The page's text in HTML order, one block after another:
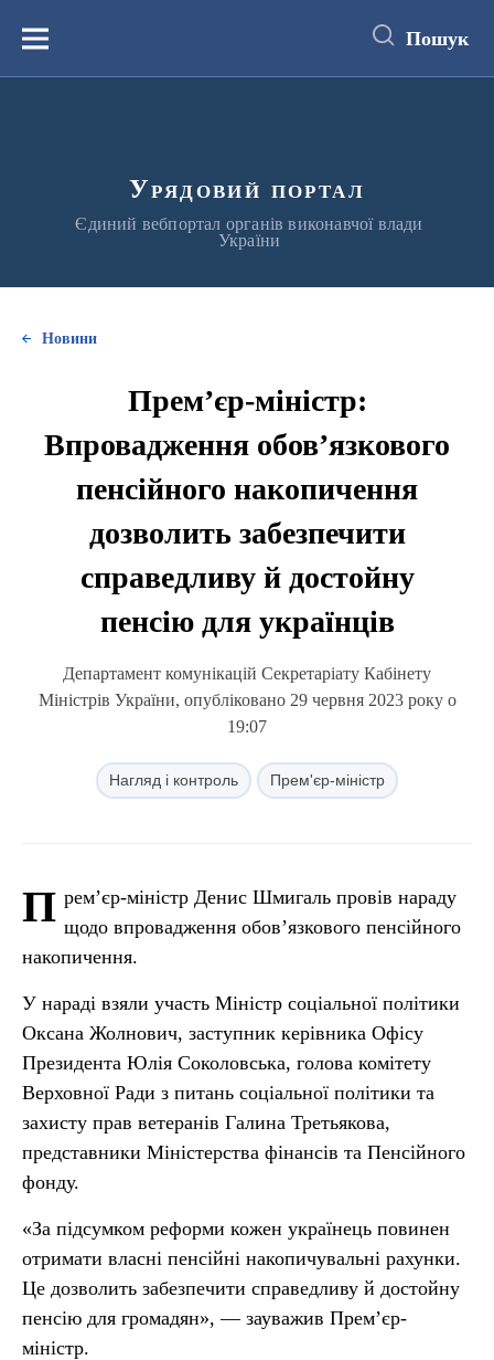
вмістуМеню Пошук
Урядовий портал
Єдиний вебпортал органів виконавчої влади
України
Новини
Прем’єр-міністр:
Впровадження обов’язкового
пенсійного накопичення
дозволить забезпечити
справедливу й достойну
пенсію для українців
Департамент комунікацій Секретаріату Кабінету
Міністрів України, опубліковано 29 червня 2023 року о
19:07
Нагляд і контроль Прем'єр-міністр
П рем’єр-міністр Денис Шмигаль провів нараду
щодо впровадження обов’язкового пенсійного
накопичення.
У нараді взяли участь Міністр соціальної політики
Оксана Жолнович, заступник керівника Офісу
Президента Юлія Соколовська, голова комітету
Верховної Ради з питань соціальної політики та
захисту прав ветеранів Галина Третьякова,
представники Міністерства фінансів та Пенсійного
фонду.
«За підсумком реформи кожен українець повинен
отримати власні пенсійні накопичувальні рахунки.
Це дозволить забезпечити справедливу й достойну
пенсію для громадян», — зауважив Прем’єр-
міністр.